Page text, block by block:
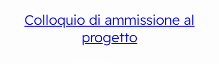
Colloquio di ammissione al
progetto